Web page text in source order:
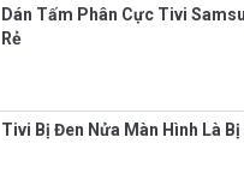
Dán Tấm Phân Cực Tivi
Rẻ
Tivi Bị Đen Nửa Màn Hình Là Bị